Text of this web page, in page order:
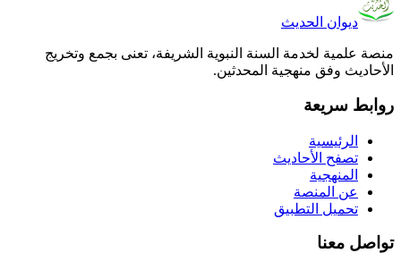
ديوان الحديث
منصة علمية لخدمة السنة النبوية الشريفة، تعنى بجمع وتخريج
الأحاديث وفق منهجية المحدثين.
روابط سريعة
الرئيسية
تصفح الأحاديث
المنهجية
عن المنصة
تحميل التطبيق
تواصل معنا